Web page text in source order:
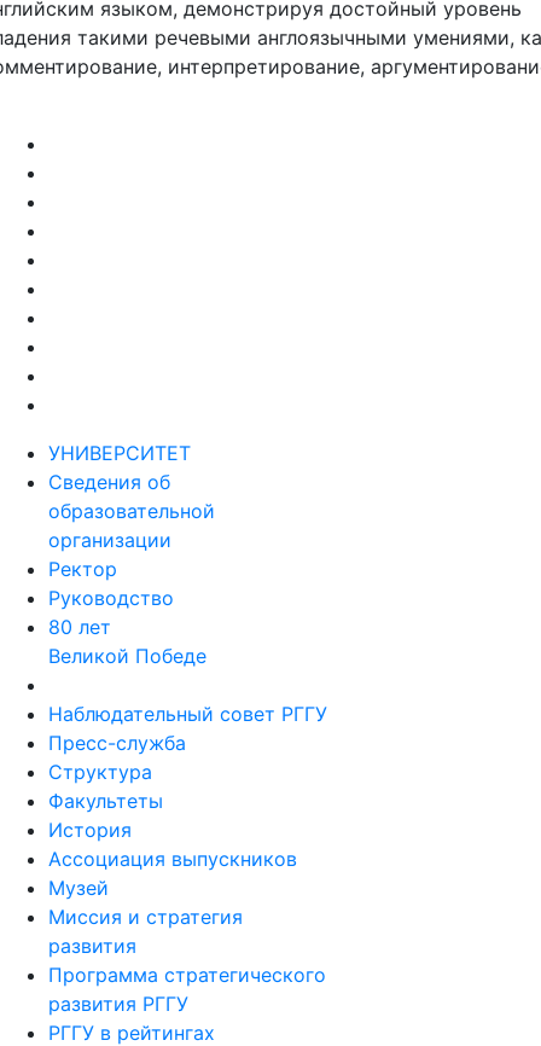
языком, демонстрируя достойный уровень
такими речевыми англоязычными умениями,
интерпретирование,
УНИВЕРСИТЕТ
Сведения об
образовательной
организации
Ректор
Руководство
80 лет
Великой Победе
Наблюдательный совет РГГУ
Пресс-служба
Структура
Факультеты
История
Ассоциация выпускников
Музей
Миссия и стратегия
развития
Программа стратегического
развития РГГУ
РГГУ в рейтингах